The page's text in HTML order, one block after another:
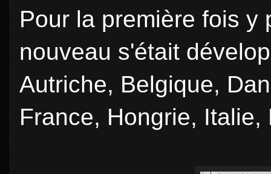
Pour la première fois y
nouveau s'était
Autriche, Belgique,
France, Hongrie,